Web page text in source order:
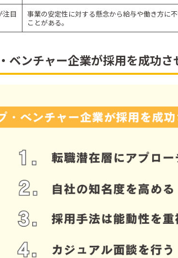
注目
事業の安定性に対する懸念から給与や働き方に
ことがある。
ベンチャー企業が採用を成功さ